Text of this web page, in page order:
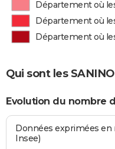
Département où
Département où
Département où
Qui sont les
Evolution du nombre
Données exprimées en
Insee)